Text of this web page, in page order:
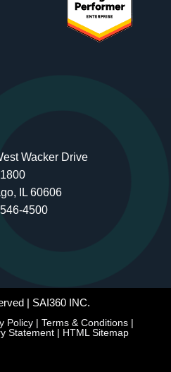
Wacker Drive
IL 60606
4500
| SAI360 INC.
Policy | Terms & Conditions |
Statement| HTML Sitemap